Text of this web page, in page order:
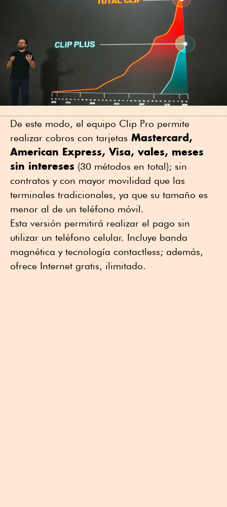
De este modo, el equipo Clip Pro permite
realizar cobros con tarjetas Mastercard,
American Express, Visa, vales, meses
sin intereses (30 métodos en total); sin
contratos y con mayor movilidad que las
terminales tradicionales, ya que su tamaño es
menor al de un teléfono móvil.
Esta versión permitirá realizar el pago sin
utilizar un teléfono celular. Incluye banda
magnética y tecnología contactless; además,
ofrece Internet gratis, ilimitado.